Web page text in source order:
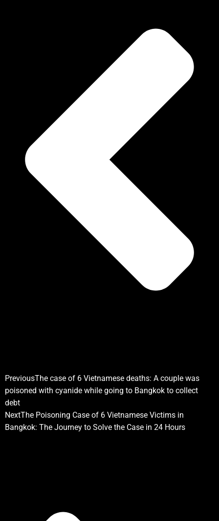
PreviousThe case of 6 Vietnamese deaths: A couple was
poisoned with cyanide while going to Bangkok to collect
debt
NextThe Poisoning Case of 6 Vietnamese Victims in
Bangkok: The Journey to Solve the Case in 24 Hours